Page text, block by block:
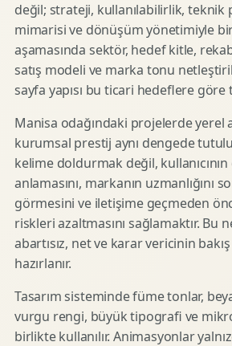
değil; strateji, kullanılabilirlik, teknik
mimarisi ve dönüşüm yönetimiyle
aşamasında sektör, hedef kitle,
satış modeli ve marka tonu
sayfa yapısı bu ticari hedeflere göre
Manisa odağındaki projelerde yerel
kurumsal prestij aynı dengede
kelime doldurmak değil,
anlamasını, markanın uzmanlığını
görmesini ve iletişime geçmeden
riskleri azaltmasını sağlamaktır. Bu
abartısız, net ve karar vericinin bakış
hazırlanır.
Tasarım sisteminde füme tonlar,
vurgu rengi, büyük tipografi ve
birlikte kullanılır. Animasyonlar